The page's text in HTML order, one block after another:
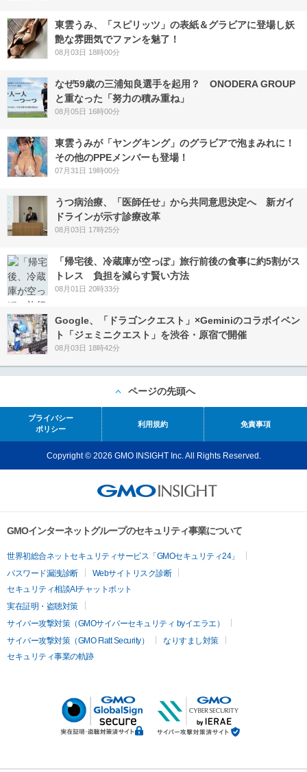
東雲うみ、「スピリッツ」の表紙＆グラビアに登場し妖
艶な雰囲気でファンを魅了！
08月03日 18時00分
なぜ59歳の三浦知良選手を起用？ ONODERA GROUP
と重なった「努力の積み重ね」
08月05日 16時00分
東雲うみが「ヤングキング」のグラビアで泡まみれに！
その他のPPEメンバーも登場！
07月31日 19時00分
うつ病治療、「医師任せ」から共同意思決定へ 新ガイ
ドラインが示す診療改革
08月03日 17時25分
「帰宅後、冷蔵庫が空っぽ」旅行前後の食事に約5割がス
トレス 負担を減らす賢い方法
08月01日 20時33分
Google、「ドラゴンクエスト」×Geminiのコラボイベン
ト「ジェミニクエスト」を渋谷・原宿で開催
08月03日 18時42分
ページの先頭へ
プライバシー
ポリシー
利用規約 免責事項
Copyright © 2026 GMO INSIGHT Inc. All Rights Reserved.
GMOインターネットグループのセキュリティ事業について
世界初総合ネットセキュリティサービス「GMOセキュリティ24」
パスワード漏洩診断
Webサイトリスク診断
セキュリティ相談AIチャットボット
実在証明・盗聴対策
サイバー攻撃対策（GMOサイバーセキュリティ byイエラエ）
サイバー攻撃対策（GMO Flatt Security）
なりすまし対策
セキュリティ事業の軌跡